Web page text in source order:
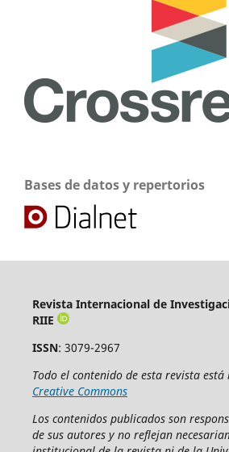
Bases de datos y repertorios
Revista Internacional de
RIIE
ISSN: 3079-2967
Todo el contenido de esta revista
Creative Commons
Los contenidos publicados son
de sus autores y no reflejan